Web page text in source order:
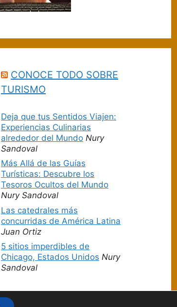
CONOCE TODO SOBRE
TURISMO
Deja que tus Sentidos Viajen:
Experiencias Culinarias
alrededor del Mundo Nury
Sandoval
Más Allá de las Guías
Turísticas: Descubre los
Tesoros Ocultos del Mundo
Nury Sandoval
Las catedrales más
concurridas de América Latina
Juan Ortiz
5 sitios imperdibles de
Chicago, Estados Unidos Nury
Sandoval